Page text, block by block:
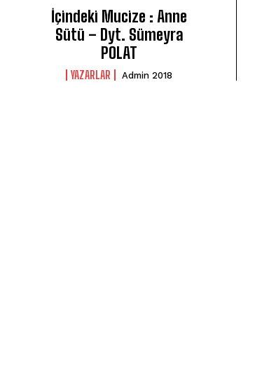
İçindeki Mucize : Anne
Sütü – Dyt. Sümeyra
POLAT
YAZARLAR Admin 2018